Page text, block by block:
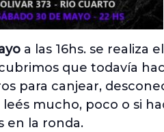
a las 16hs. se realiza
que todavía
para canjear,
leés mucho, poco o si
en la ronda.